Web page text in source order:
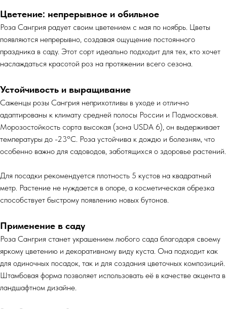
Цветение: непрерывное и обильное
Роза Сангрия радует своим цветением с мая по ноябрь. Цветы
появляются непрерывно, создавая ощущение постоянного
праздника в саду. Этот сорт идеально подходит для тех, кто хочет
наслаждаться красотой роз на протяжении всего сезона.
Устойчивость и выращивание
Саженцы розы Сангрия неприхотливы в уходе и отлично
адаптированы к климату средней полосы России и Подмосковья.
Морозостойкость сорта высокая (зона USDA 6), он выдерживает
температуры до -23°С. Роза устойчива к дождю и болезням, что
особенно важно для садоводов, заботящихся о здоровье растений.
Для посадки рекомендуется плотность 5 кустов на квадратный
метр. Растение не нуждается в опоре, а косметическая обрезка
способствует быстрому появлению новых бутонов.
Применение в саду
Роза Сангрия станет украшением любого сада благодаря своему
яркому цветению и декоративному виду куста. Она подходит как
для одиночных посадок, так и для создания цветочных композиций.
Штамбовая форма позволяет использовать её в качестве акцента в
ландшафтном дизайне.